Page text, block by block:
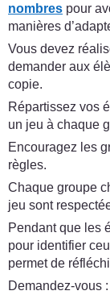
nombres pour
manières
Vous devez
demander aux
copie.
Répartissez vos
un jeu à chaque
Encouragez les
règles.
Chaque groupe
jeu sont
Pendant que les
pour identifier
permet de
Demandez-vous